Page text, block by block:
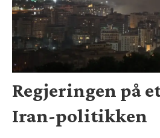
Regjeringen på
Iran-politikken